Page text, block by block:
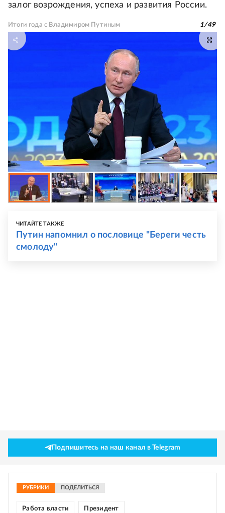
залог возрождения, успеха и развития России.
Итоги года с Владимиром Путиным 1/49
ЧИТАЙТЕ ТАКЖЕ
Путин напомнил о пословице "Береги честь
смолоду"
Подпишитесь на наш канал в Telegram
РУБРИКИ ПОДЕЛИТЬСЯ
Работа власти Президент